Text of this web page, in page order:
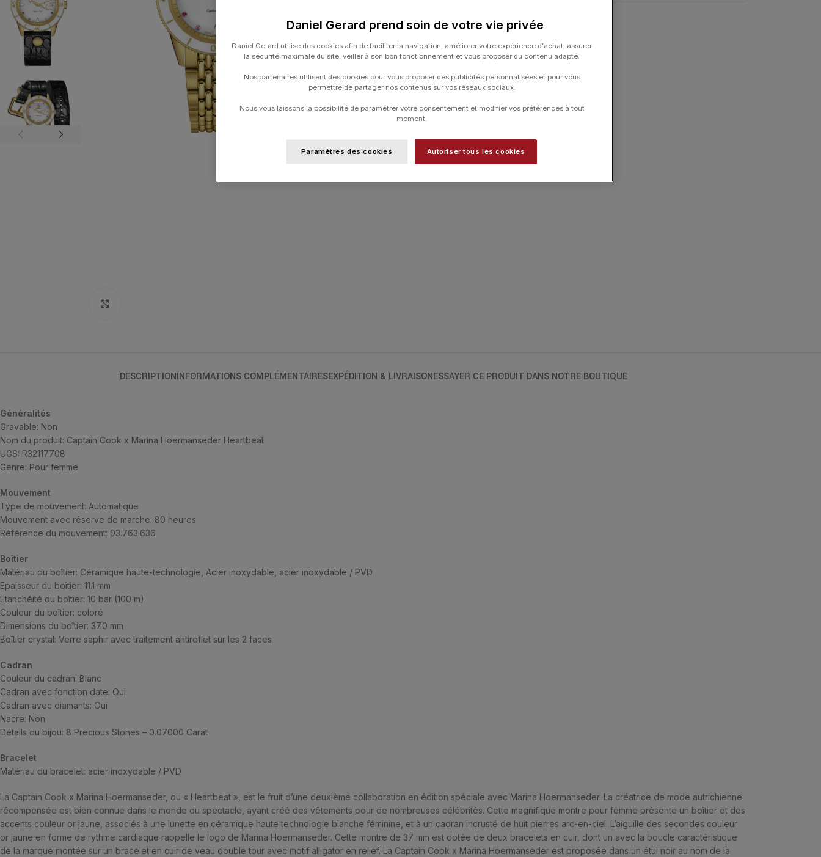
UGS :R32117708
HORLOGERIE
DESCRIPTIONINFORMATIONS COMPLÉMENTAIRESEXPÉDITION & LIVRAISONESSAYER CE PRODUIT DANS NOTRE BOUTIQUE
Généralités
Gravable: Non
Nom du produit: Captain Cook x Marina Hoermanseder Heartbeat
UGS: R32117708
Genre: Pour femme
Mouvement
Type de mouvement: Automatique
Mouvement avec réserve de marche: 80 heures
Référence du mouvement: 03.763.636
Boîtier
Matériau du boîtier: Céramique haute-technologie, Acier inoxydable, acier inoxydable / PVD
Epaisseur du boîtier: 11.1 mm
Etanchéité du boîtier: 10 bar (100 m)
Couleur du boîtier: coloré
Dimensions du boîtier: 37.0 mm
Boîtier crystal: Verre saphir avec traitement antireflet sur les 2 faces
Cadran
Couleur du cadran: Blanc
Cadran avec fonction date: Oui
Cadran avec diamants: Oui
Nacre: Non
Détails du bijou: 8 Precious Stones – 0.07000 Carat
Bracelet
Matériau du bracelet: acier inoxydable / PVD
La Captain Cook x Marina Hoermanseder, ou « Heartbeat », est le fruit d’une deuxième collaboration en édition spéciale avec Marina Hoermanseder. La créatrice de mode autrichienne
récompensée est bien connue dans le monde du spectacle, ayant créé des vêtements pour de nombreuses célébrités. Cette magnifique montre pour femme présente un boîtier et des
accents couleur or jaune, associés à une lunette en céramique haute technologie blanche féminine, et à un cadran incrusté de huit pierres arc-en-ciel. L’aiguille des secondes couleur
or jaune en forme de rythme cardiaque rappelle le logo de Marina Hoermanseder. Cette montre de 37 mm est dotée de deux bracelets en cuir, dont un avec la boucle caractéristique
de la marque montée sur un bracelet en cuir de veau double tour avec motif alligator en relief. La Captain Cook x Marina Hoermanseder est proposée dans un étui noir au nom de la
Daniel Gerard prend soin de votre vie privée
Daniel Gerard utilise des cookies afin de faciliter la navigation, améliorer votre expérience d'achat, assurer
la sécurité maximale du site, veiller à son bon fonctionnement et vous proposer du contenu adapté.
Nos partenaires utilisent des cookies pour vous proposer des publicités personnalisées et pour vous
permettre de partager nos contenus sur vos réseaux sociaux.
Nous vous laissons la possibilité de paramétrer votre consentement et modifier vos préférences à tout
moment.
Paramètres des cookies Autoriser tous les cookies